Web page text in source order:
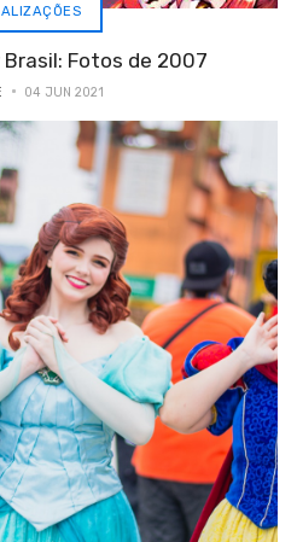
Fotos de 2007
04 JUN 2021